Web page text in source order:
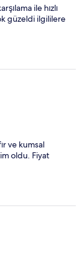
ile hızlı
güzeldi ilgililere
ve kumsal
oldu. Fiyat